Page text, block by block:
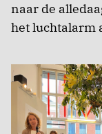
naar de
het luchtalarm